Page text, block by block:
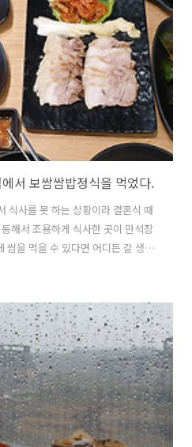
못 먹고 온 것이 아쉽다.
서 보쌈쌈밥정식을 먹었다.
식사를 못 하는 상황이라 결혼식 때
해서 조용하게 식사한 곳이 만석장
쌈을 먹을 수 있다면 어디든 갈 생각
처럼 먹을 수도 있고 수육은 아주 깔
. 된장찌개도 같이 나와서 정갈하게
데 좋은 가게에서 잘 먹고 왔다. 꽤